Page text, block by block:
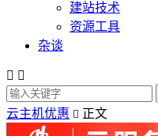
建站技术
资源工具
杂谈
 
云主机优惠  正文